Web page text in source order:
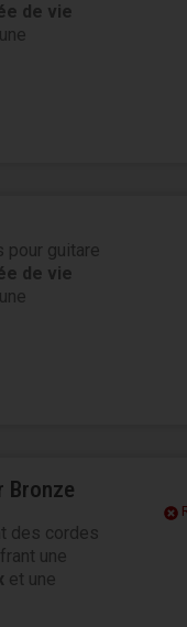
de vie
pour guitare
de vie
Bronze
des cordes
une
et une